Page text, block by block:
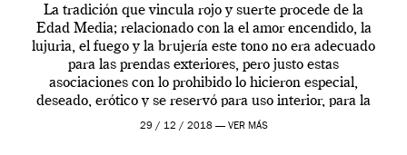
La tradición que vincula rojo y suerte procede de la
Edad Media; relacionado con la el amor encendido, la
lujuria, el fuego y la brujería este tono no era adecuado
para las prendas exteriores, pero justo estas
asociaciones con lo prohibido lo hicieron especial,
deseado, erótico y se reservó para uso interior, para la
ropa […]
29 / 12 / 2018 — VER MÁS